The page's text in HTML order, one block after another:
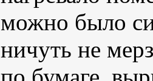
можно было
ничуть не